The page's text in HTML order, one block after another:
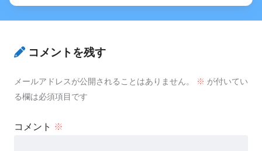
コメントを残す
メールアドレスが公開されることはありません。 ※ が付いてい
る欄は必須項目です
コメント ※